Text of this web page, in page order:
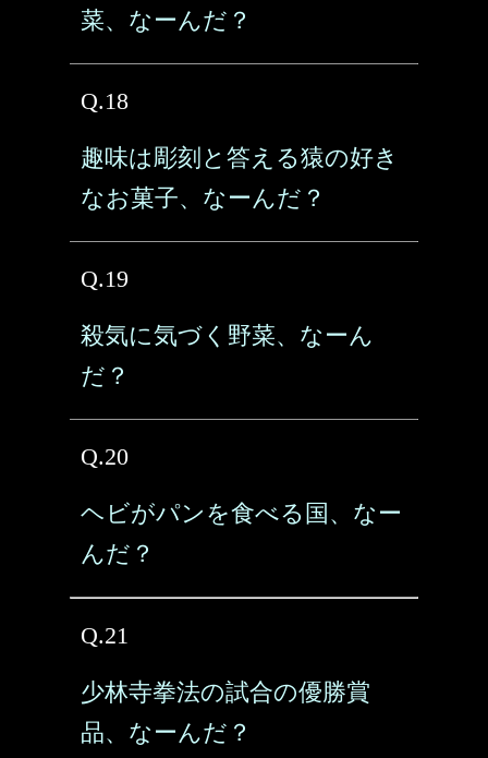
菜、なーんだ？
Q.18
趣味は彫刻と答える猿の好き
なお菓子、なーんだ？
Q.19
殺気に気づく野菜、なーん
だ？
Q.20
ヘビがパンを食べる国、なー
んだ？
Q.21
少林寺拳法の試合の優勝賞
品、なーんだ？